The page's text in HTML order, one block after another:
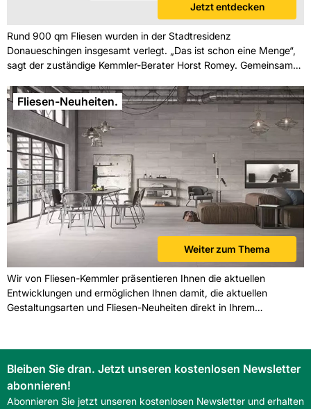
Jetzt entdecken
Rund 900 qm Fliesen wurden in der Stadtresidenz
Donaueschingen insgesamt verlegt. „Das ist schon eine Menge“,
sagt der zuständige Kemmler-Berater Horst Romey. Gemeinsam
erzählt er, wie so ein Großprojekt trotzdem gelingen kann.
Fliesen-Neuheiten.
Weiter zum Thema
Wir von Fliesen-Kemmler präsentieren Ihnen die aktuellen
Entwicklungen und ermöglichen Ihnen damit, die aktuellen
Gestaltungsarten und Fliesen-Neuheiten direkt in Ihrem
Bleiben Sie dran. Jetzt unseren kostenlosen Newsletter
abonnieren!
Abonnieren Sie jetzt unseren kostenlosen Newsletter und erhalten